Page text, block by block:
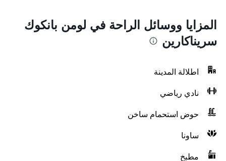
المزايا ووسائل الراحة في لومن بانكوك
سريناكارين
اطلالة المدينة
نادي رياضي
حوض استحمام ساخن
ساونا
مطبخ